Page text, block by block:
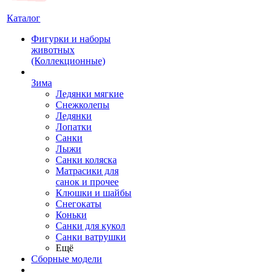
Каталог
Фигурки и наборы
животных
(Коллекционные)
Зима
Ледянки мягкие
Снежколепы
Ледянки
Лопатки
Санки
Лыжи
Санки коляска
Матрасики для
санок и прочее
Клюшки и шайбы
Снегокаты
Коньки
Санки для кукол
Санки ватрушки
Ещё
Сборные модели